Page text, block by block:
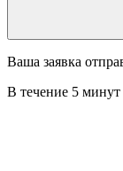
Ваша заявка
В течение 5